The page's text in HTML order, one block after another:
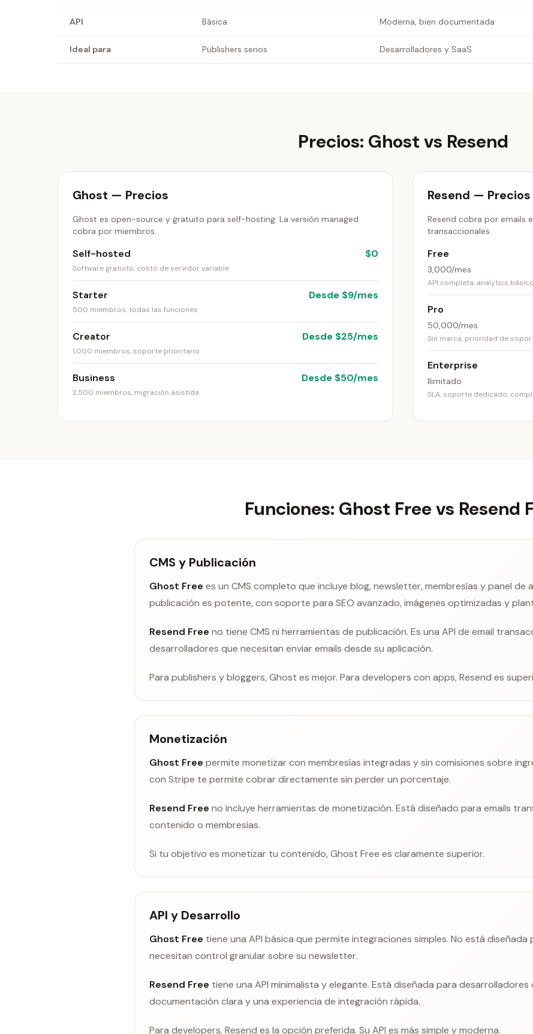
API Básica Moderna, bien documentada
Ideal para Publishers serios Desarrolladores y SaaS
Precios: Ghost vs Resend
Ghost — Precios
Ghost es open-source y gratuito para self-hosting. La versión managed
cobra por miembros.
Self-hosted $0
Software gratuito, costo de servidor variable
Starter Desde $9/mes
500 miembros, todas las funciones
Creator Desde $25/mes
1,000 miembros, soporte prioritario
Business Desde $50/mes
2,500 miembros, migración asistida
Resend — Precios
Resend cobra por emails
transaccionales.
Free
3,000/mes
API completa, analytics
Pro
50,000/mes
Sin marca, prioridad de
Enterprise
Ilimitado
SLA, soporte dedicado,
Funciones: Ghost Free vs Resend
CMS y Publicación
Ghost Free es un CMS completo que incluye blog, newsletter, membresías y panel de
publicación es potente, con soporte para SEO avanzado, imágenes optimizadas y
Resend Free no tiene CMS ni herramientas de publicación. Es una API de email
desarrolladores que necesitan enviar emails desde su aplicación.
Para publishers y bloggers, Ghost es mejor. Para developers con apps, Resend es
Monetización
Ghost Free permite monetizar con membresías integradas y sin comisiones sobre
con Stripe te permite cobrar directamente sin perder un porcentaje.
Resend Free no incluye herramientas de monetización. Está diseñado para emails
contenido o membresías.
Si tu objetivo es monetizar tu contenido, Ghost Free es claramente superior.
API y Desarrollo
Ghost Free tiene una API básica que permite integraciones simples. No está
necesitan control granular sobre su newsletter.
Resend Free tiene una API minimalista y elegante. Está diseñada para desarrolladores
documentación clara y una experiencia de integración rápida.
Para developers, Resend es la opción preferida. Su API es más simple y moderna.